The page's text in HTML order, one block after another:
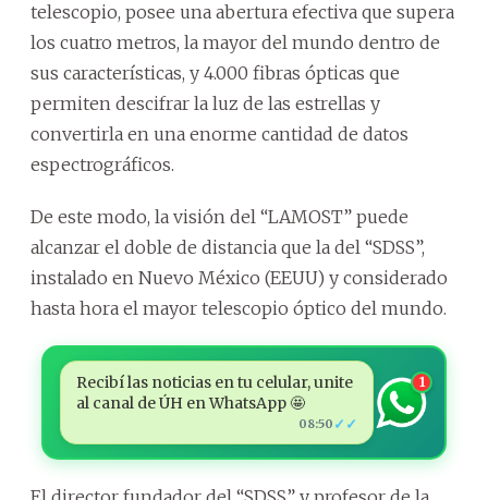
telescopio, posee una abertura efectiva que supera
los cuatro metros, la mayor del mundo dentro de
sus características, y 4.000 fibras ópticas que
permiten descifrar la luz de las estrellas y
convertirla en una enorme cantidad de datos
espectrográficos.
De este modo, la visión del “LAMOST” puede
alcanzar el doble de distancia que la del “SDSS”,
instalado en Nuevo México (EEUU) y considerado
hasta hora el mayor telescopio óptico del mundo.
Recibí las noticias en tu celular, unite
al canal de ÚH en WhatsApp 🤩
08:50 ✓✓
1